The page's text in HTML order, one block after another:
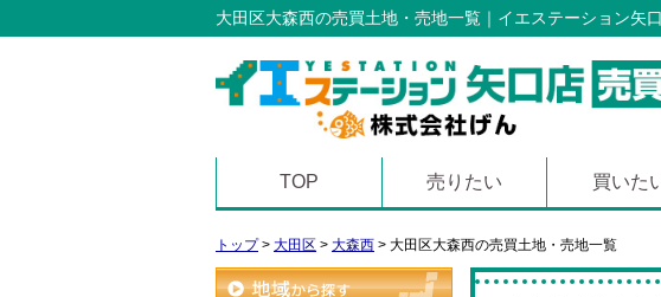
大田区大森西の売買土地・売地一覧｜イエステーション
TOP 売りたい 買いた
トップ> 大田区 > 大森西 > 大田区大森西の売買土地・売地一覧